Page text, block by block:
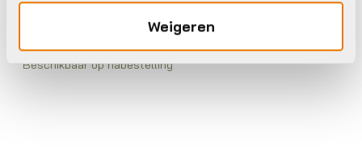
Weigeren
Beschikbaar op nabestelling